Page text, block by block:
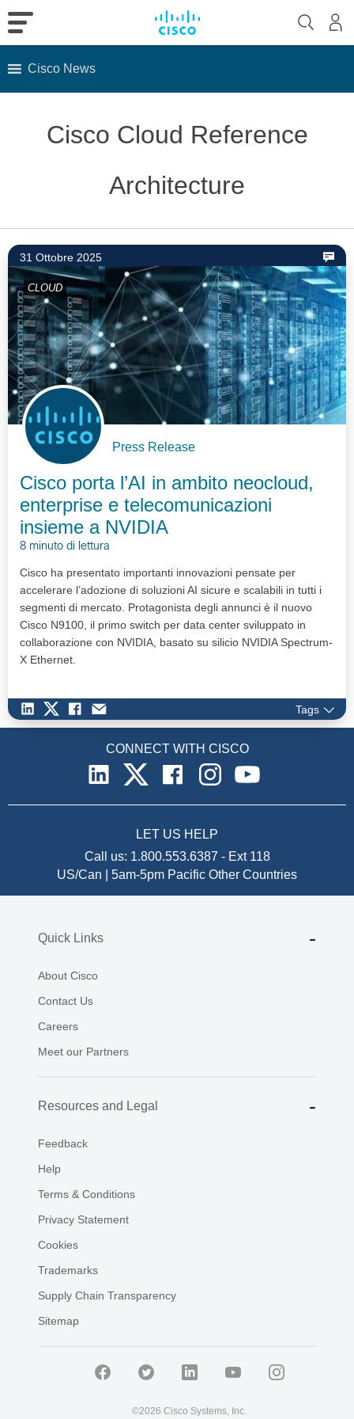
Cisco News
Cisco Cloud Reference
Architecture
31 Ottobre 2025
CLOUD
Press Release
Cisco porta l’AI in ambito neocloud,
enterprise e telecomunicazioni
insieme a NVIDIA
8 minuto di lettura
Cisco ha presentato importanti innovazioni pensate per
accelerare l’adozione di soluzioni AI sicure e scalabili in tutti i
segmenti di mercato. Protagonista degli annunci è il nuovo
Cisco N9100, il primo switch per data center sviluppato in
collaborazione con NVIDIA, basato su silicio NVIDIA Spectrum-
X Ethernet.
Tags
CONNECT WITH CISCO
LET US HELP
Call us: 1.800.553.6387 - Ext 118
US/Can | 5am-5pm Pacific Other Countries